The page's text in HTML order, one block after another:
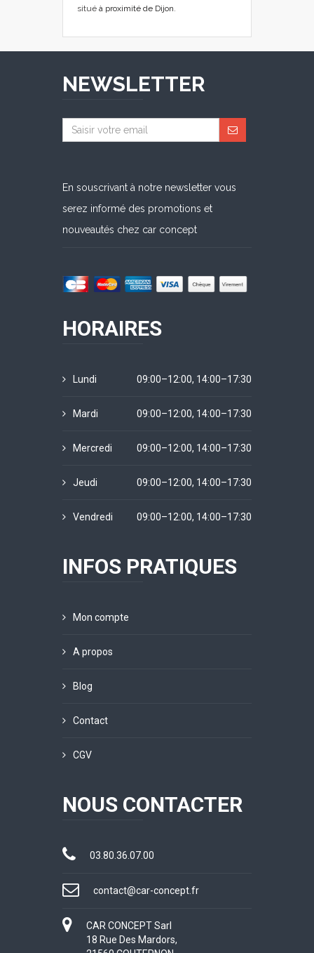
situé à proximité de Dijon
NEWSLETTER
En souscrivant à notre newsletter vous
serez informé des promotions et
nouveautés chez car concept
HORAIRES
Lundi 09:00–12:00, 14:00–17:30
Mardi 09:00–12:00, 14:00–17:30
Mercredi 09:00–12:00, 14:00–17:30
Jeudi 09:00–12:00, 14:00–17:30
Vendredi 09:00–12:00, 14:00–17:30
INFOS PRATIQUES
Mon compte
A propos
Blog
Contact
CGV
NOUS CONTACTER
03.80.36.07.00
contact@car-concept.fr
CAR CONCEPT Sarl
18 Rue Des Mardors,